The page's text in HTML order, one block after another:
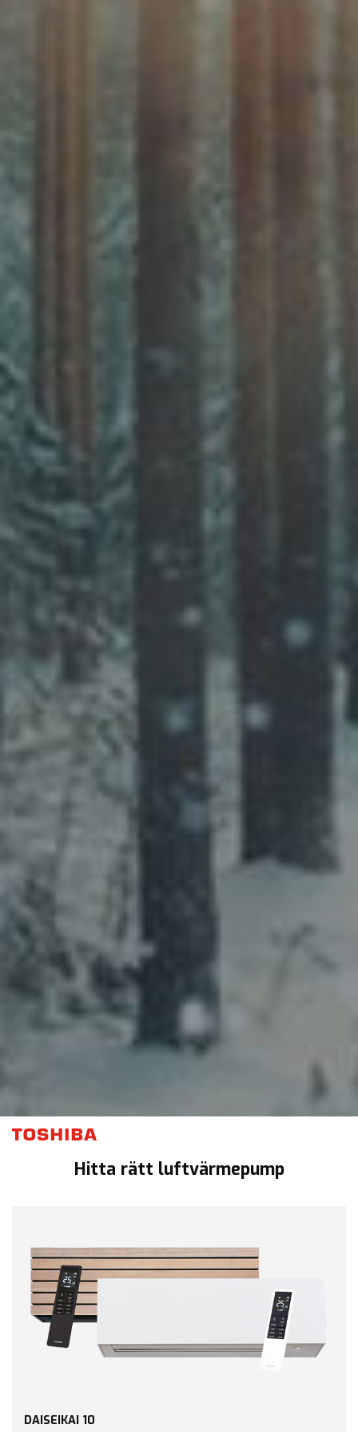
Hitta rätt luftvärmepump
DAISEIKAI 10